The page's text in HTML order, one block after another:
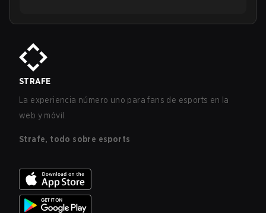
STRAFE
La experiencia número uno para fans de esports en la
web y móvil.
Strafe, todo sobre esports